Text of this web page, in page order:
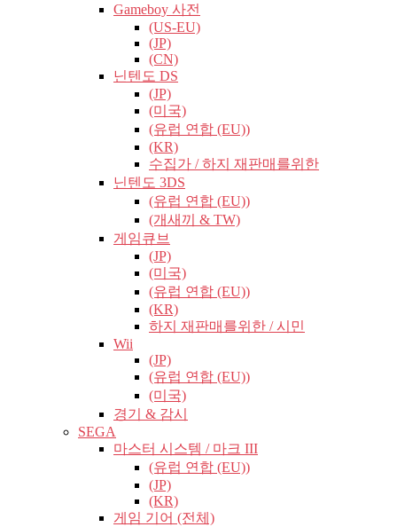
Gameboy 사전
(US-EU)
(JP)
(CN)
닌텐도 DS
(JP)
(미국)
(유럽​​ 연합 (EU))
(KR)
수집가 / 하지 재판매를위한
닌텐도 3DS
(유럽​​ 연합 (EU))
(개새끼 & TW)
게임큐브
(JP)
(미국)
(유럽​​ 연합 (EU))
(KR)
하지 재판매를위한 / 시민
Wii
(JP)
(유럽​​ 연합 (EU))
(미국)
경기 & 감시
SEGA
마스터 시스템 / 마크 III
(유럽​​ 연합 (EU))
(JP)
(KR)
게임 기어 (전체)